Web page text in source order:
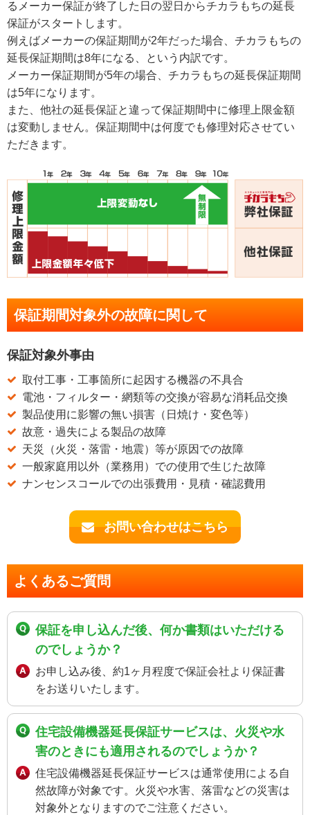
るメーカー保証が終了した日の翌日からチカラもちの延長
保証がスタートします。
例えばメーカーの保証期間が2年だった場合、チカラもちの
延長保証期間は8年になる、という内訳です。
メーカー保証期間が5年の場合、チカラもちの延長保証期間
は5年になります。
また、他社の延長保証と違って保証期間中に修理上限金額
は変動しません。保証期間中は何度でも修理対応させてい
ただきます。
保証期間対象外の故障に関して
保証対象外事由
取付工事・工事箇所に起因する機器の不具合
電池・フィルター・網類等の交換が容易な消耗品交換
製品使用に影響の無い損害（日焼け・変色等）
故意・過失による製品の故障
天災（火災・落雷・地震）等が原因での故障
一般家庭用以外（業務用）での使用で生じた故障
ナンセンスコールでの出張費用・見積・確認費用
お問い合わせはこちら
よくあるご質問
保証を申し込んだ後、何か書類はいただける
のでしょうか？
お申し込み後、約1ヶ月程度で保証会社より保証書
をお送りいたします。
住宅設備機器延長保証サービスは、火災や水
害のときにも適用されるのでしょうか？
住宅設備機器延長保証サービスは通常使用による自
然故障が対象です。火災や水害、落雷などの災害は
対象外となりますのでご注意ください。